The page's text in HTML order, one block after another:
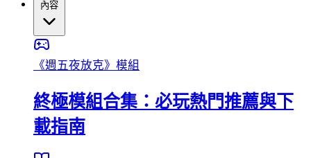
《週五夜放克》模組
終極模組合集：必玩熱門推薦與下
載指南